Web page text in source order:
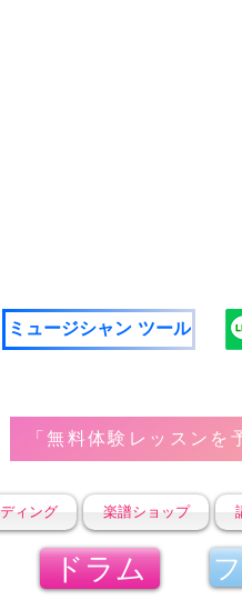
ミュージシャン ツール
「無料体験レッスンを
ィング 楽譜ショップ
ドラム